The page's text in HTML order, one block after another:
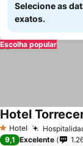
Selecione as
exatos.
Escolha popular
1 Estrelas
Hotel
Hotel
9,1 Excelente